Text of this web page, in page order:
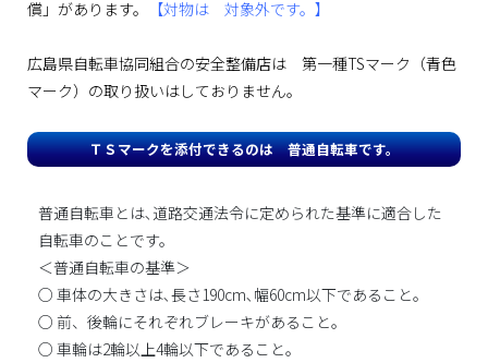
償」があります。
【対物は 対象外です。】
広島県自転車協同組合の安全整備店は 第一種TSマーク（青色
マーク）の取り扱いはしておりません。
ＴＳマークを添付できるのは 普通自転車です。
普通自転車とは､道路交通法令に定められた基準に適合した
自転車のことです。
＜普通自転車の基準＞
○ 車体の大きさは､長さ190cm､幅60cm以下であること｡
○ 前、後輪にそれぞれブレーキがあること。
○ 車輪は2輪以上4輪以下であること。